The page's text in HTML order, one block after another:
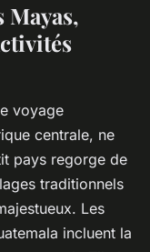
Mayas,
voyage
centrale, ne
pays regorge de
traditionnels
Les
incluent la